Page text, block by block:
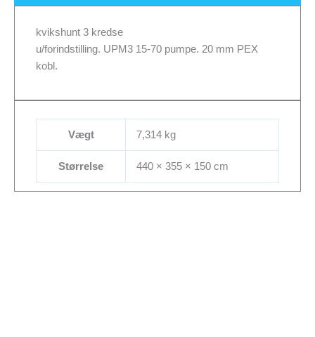
kvikshunt 3 kredse
u/forindstilling. UPM3 15-70 pumpe. 20 mm PEX
kobl.
Vægt 7,314 kg
Størrelse 440 × 355 × 150 cm